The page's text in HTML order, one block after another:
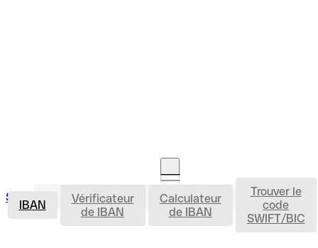
Se connecterOuvrir un compte IBAN
IBAN
Vérificateur
de IBAN
Calculateur
de IBAN
Trouver le
code
SWIFT/BIC